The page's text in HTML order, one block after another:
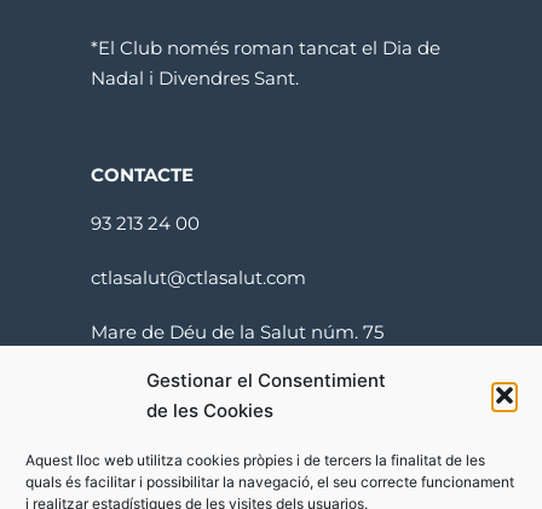
Gestionar el Consentimient
de les Cookies
Aquest lloc web utilitza cookies pròpies i de tercers la finalitat de les
quals és facilitar i possibilitar la navegació, el seu correcte funcionament
i realitzar estadístiques de les visites dels usuarios.
*El Club només roman tancat el Dia de
Nadal i Divendres Sant.
CONTACTE
93 213 24 00
ctlasalut@ctlasalut.com
Mare de Déu de la Salut núm. 75